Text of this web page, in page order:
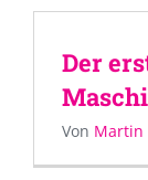
Der
Von Martin